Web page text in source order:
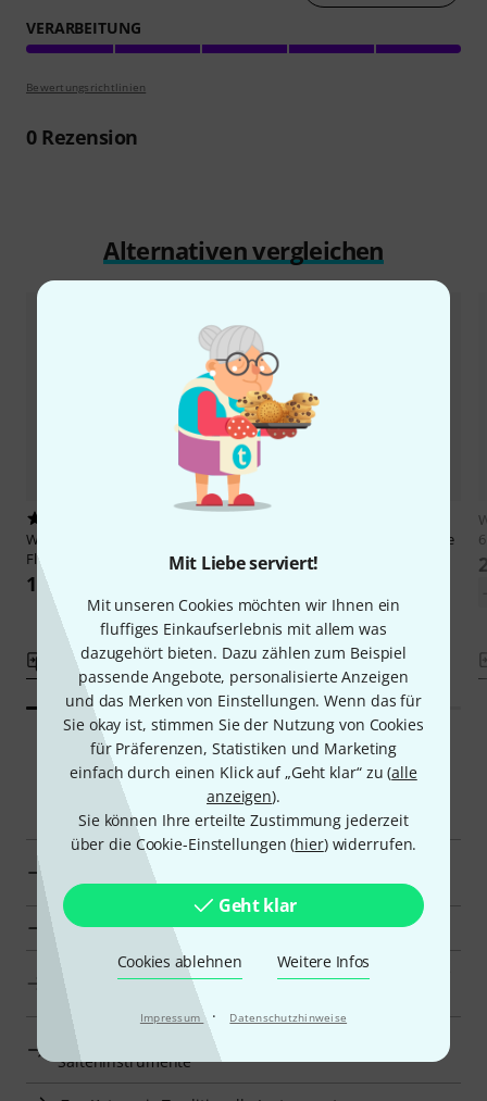
Mit Liebe serviert!
Mit unseren Cookies möchten wir Ihnen ein
fluffiges Einkaufserlebnis mit allem was
dazugehört bieten. Dazu zählen zum Beispiel
passende Angebote, personalisierte Anzeigen
und das Merken von Einstellungen. Wenn das für
Sie okay ist, stimmen Sie der Nutzung von Cookies
für Präferenzen, Statistiken und Marketing
einfach durch einen Klick auf „Geht klar“ zu (alle
anzeigen).
Sie können Ihre erteilte Zustimmung jederzeit
über die Cookie-Einstellungen (hier) widerrufen.
Geht klar
Cookies ablehnen Weitere Infos
Impressum · Datenschutzhinweise
VERARBEITUNG
Bewertungsrichtlinien
0Rezension
Alternativen vergleichen
Wittner
Flamenco Set 6
198 €
Vergleichen
Fine Tuning Peg Ukulele
38 €
Vergleichen
6
Smart Navigator
Wittner Ersatzteile für Folkloreinstrumente zur
Übersicht
Zur Kategorie Ersatzteile für Folkloreinstrumente
Zur Kategorie Zubehör für traditionelle und historische
Zur Kategorie Traditionelle und Historische
Saiteninstrumente